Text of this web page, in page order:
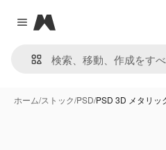
Close menu
Magnific
ホーム/ストック/PSD/PSD 3D メタリ